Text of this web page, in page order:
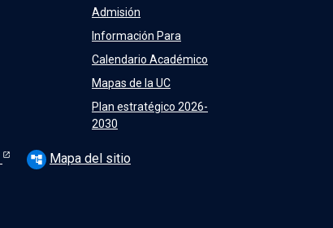
Admisión
Información Para
Calendario Académico
Mapas de la UC
Plan estratégico 2026-
2030
account_tree Mapa del sitio